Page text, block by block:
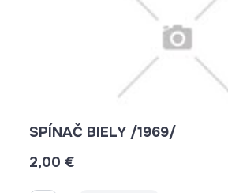
SPÍNAČ BIELY /1969/
2,00 €